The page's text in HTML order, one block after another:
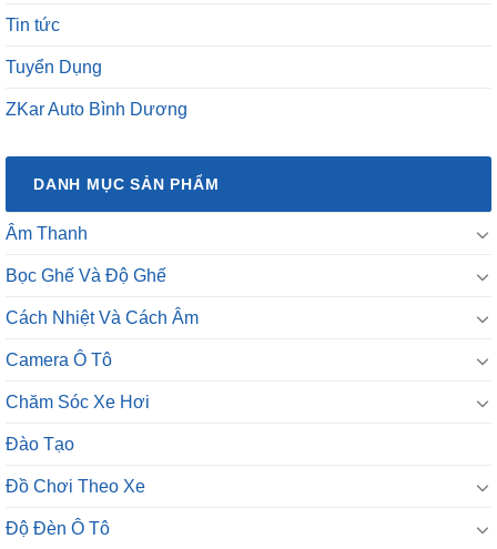
Tin tức
Tuyển Dụng
ZKar Auto Bình Dương
DANH MỤC SẢN PHẨM
Âm Thanh
Bọc Ghế Và Độ Ghế
Cách Nhiệt Và Cách Âm
Camera Ô Tô
Chăm Sóc Xe Hơi
Đào Tạo
Đồ Chơi Theo Xe
Độ Đèn Ô Tô